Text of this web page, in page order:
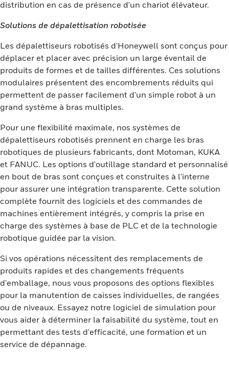
distribution en cas de présence d'un chariot élévateur.
Solutions de dépalettisation robotisée
Les dépalettiseurs robotisés d'Honeywell sont conçus pour
déplacer et placer avec précision un large éventail de
produits de formes et de tailles différentes. Ces solutions
modulaires présentent des encombrements réduits qui
permettent de passer facilement d'un simple robot à un
grand système à bras multiples.
Pour une flexibilité maximale, nos systèmes de
dépalettiseurs robotisés prennent en charge les bras
robotiques de plusieurs fabricants, dont Motoman, KUKA
et FANUC. Les options d'outillage standard et personnalisé
en bout de bras sont conçues et construites à l'interne
pour assurer une intégration transparente. Cette solution
complète fournit des logiciels et des commandes de
machines entièrement intégrés, y compris la prise en
charge des systèmes à base de PLC et de la technologie
robotique guidée par la vision.
Si vos opérations nécessitent des remplacements de
produits rapides et des changements fréquents
d'emballage, nous vous proposons des options flexibles
pour la manutention de caisses individuelles, de rangées
ou de niveaux. Essayez notre logiciel de simulation pour
vous aider à déterminer la faisabilité du système, tout en
permettant des tests d'efficacité, une formation et un
service de dépannage.